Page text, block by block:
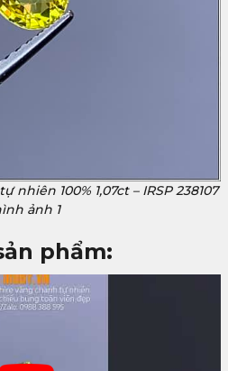
100% 1,07ct – IRSP 238107
ảnh 1
phẩm: